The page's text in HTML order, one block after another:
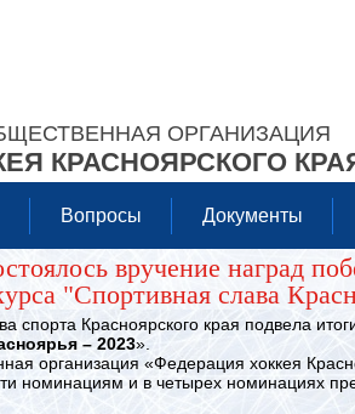
ОРГАНИЗАЦИЯ
КРАСНОЯРСКОГО
Вопросы Документы
вручение наград
"Спортивная слава
Красноярского края подвела
– 2023».
организация «Федерация хоккея
номинациям и в четырех номинациях